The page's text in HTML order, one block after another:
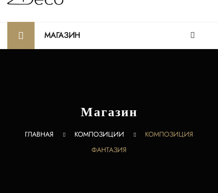
МАГАЗИН
Магазин
ГЛАВНАЯ КОМПОЗИЦИИ
КОМПОЗИЦИЯ
ФАНТАЗИЯ